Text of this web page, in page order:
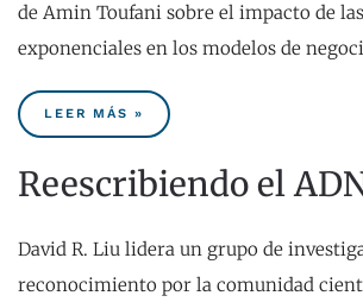
de Amin Toufani sobre el impacto de
exponenciales en los modelos de
LEER MÁS »
Reescribiendo el
David R. Liu lidera un grupo de
reconocimiento por la comunidad